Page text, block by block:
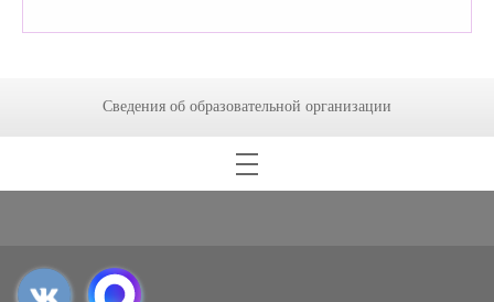
Сведения об образовательной организации